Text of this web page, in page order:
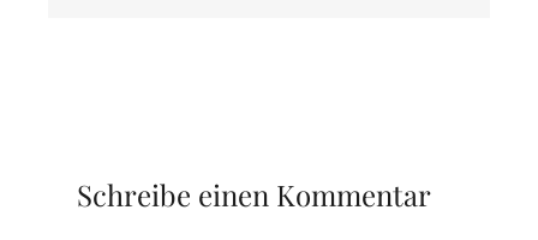
Schreibe einen Kommentar